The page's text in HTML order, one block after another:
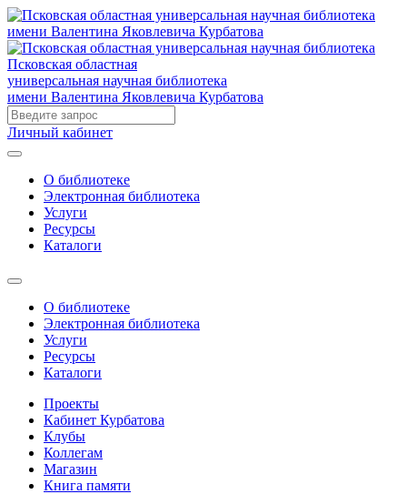
Псковская областная
универсальная научная библиотека
имени Валентина Яковлевича Курбатова
Личный кабинет
О библиотеке
Электронная библиотека
Услуги
Ресурсы
Каталоги
О библиотеке
Электронная библиотека
Услуги
Ресурсы
Каталоги
Проекты
Кабинет Курбатова
Клубы
Коллегам
Магазин
Книга памяти